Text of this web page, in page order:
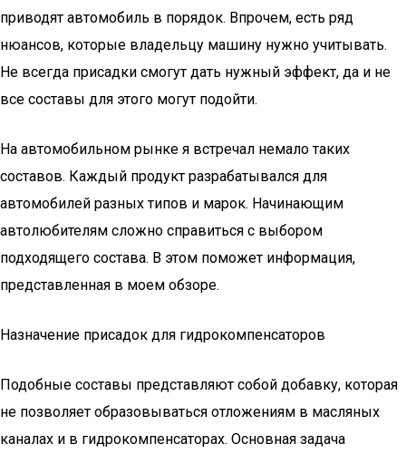
приводят автомобиль в порядок. Впрочем, есть ряд
нюансов, которые владельцу машину нужно учитывать.
Не всегда присадки смогут дать нужный эффект, да и не
все составы для этого могут подойти.
На автомобильном рынке я встречал немало таких
составов. Каждый продукт разрабатывался для
автомобилей разных типов и марок. Начинающим
автолюбителям сложно справиться с выбором
подходящего состава. В этом поможет информация,
представленная в моем обзоре.
Назначение присадок для гидрокомпенсаторов
Подобные составы представляют собой добавку, которая
не позволяет образовываться отложениям в масляных
каналах и в гидрокомпенсаторах. Основная задача